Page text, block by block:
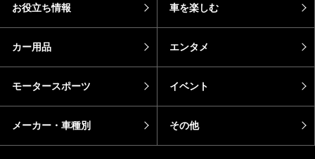
お役立ち情報 車を楽しむ
カー用品 エンタメ
モータースポーツ イベント
メーカー・車種別 その他